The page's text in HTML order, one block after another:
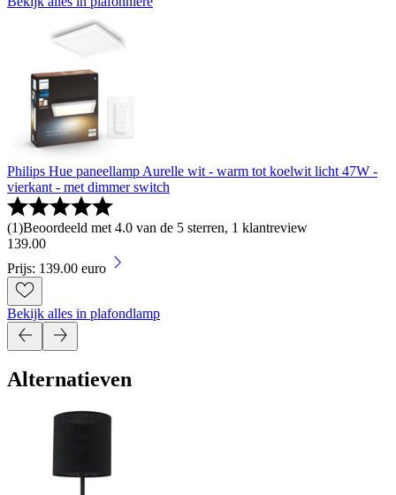
Philips Hue paneellamp Aurelle wit - warm tot koelwit licht 47W -
vierkant - met dimmer switch
(1)Beoordeeld met 4.0 van de 5 sterren, 1 klantreview
139.00
Prijs: 139.00 euro
Bekijk alles in plafondlamp
Alternatieven